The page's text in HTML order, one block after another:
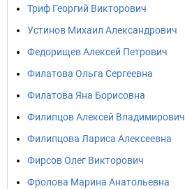
Триф Георгий Викторович
Устинов Михаил Александрович
Федорищев Алексей Петрович
Филатова Ольга Сергеевна
Филатова Яна Борисовна
Филипцов Алексей Владимирович
Филипцова Лариса Алексеевна
Фирсов Олег Викторович
Фролова Марина Анатольевна